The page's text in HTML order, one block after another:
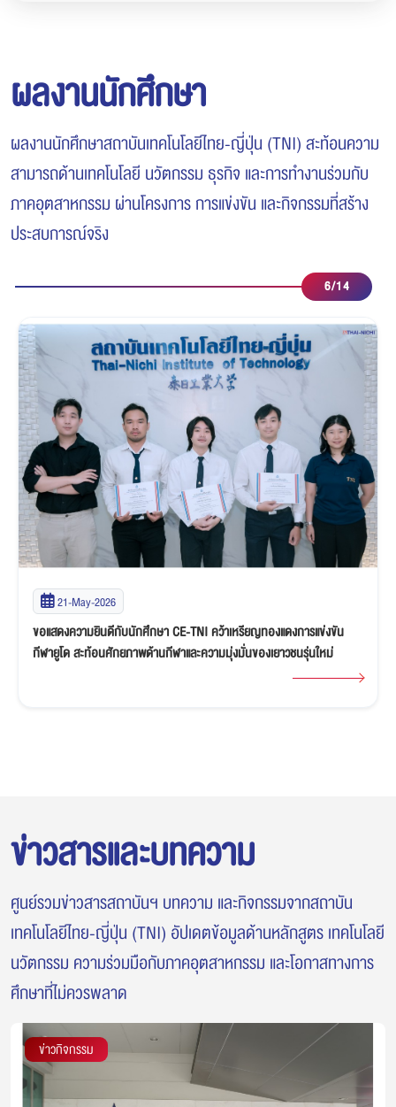
ผลงานนักศึกษา
ผลงานนักศึกษาสถาบันเทคโนโลยีไทย-ญี่ปุ่น (TNI) สะท้อนความ
สามารถด้านเทคโนโลยี นวัตกรรม ธุรกิจ และการทำงานร่วมกับ
ภาคอุตสาหกรรม ผ่านโครงการ การแข่งขัน และกิจกรรมที่สร้าง
ประสบการณ์จริง
19-May-2026
นักศึกษา EE-TNI โชว์ศักยภาพบนเวที TPA Karakuri Contest 2026
7/14
ข่าวสารและบทความ
ศูนย์รวมข่าวสารสถาบันฯ บทความ และกิจกรรมจากสถาบัน
เทคโนโลยีไทย-ญี่ปุ่น (TNI) อัปเดตข้อมูลด้านหลักสูตร เทคโนโลยี
นวัตกรรม ความร่วมมือกับภาคอุตสาหกรรม และโอกาสทางการ
ศึกษาที่ไม่ควรพลาด
ข่าวกิจกรรม